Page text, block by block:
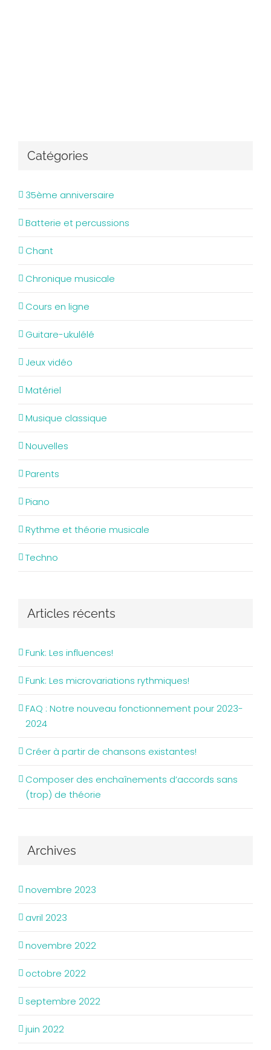
Catégories
35ème anniversaire
Batterie et percussions
Chant
Chronique musicale
Cours en ligne
Guitare-ukulélé
Jeux vidéo
Matériel
Musique classique
Nouvelles
Parents
Piano
Rythme et théorie musicale
Techno
Articles récents
Funk: Les influences!
Funk: Les microvariations rythmiques!
FAQ : Notre nouveau fonctionnement pour 2023-
2024
Créer à partir de chansons existantes!
Composer des enchaînements d’accords sans
(trop) de théorie
Archives
novembre 2023
avril 2023
novembre 2022
octobre 2022
septembre 2022
juin 2022